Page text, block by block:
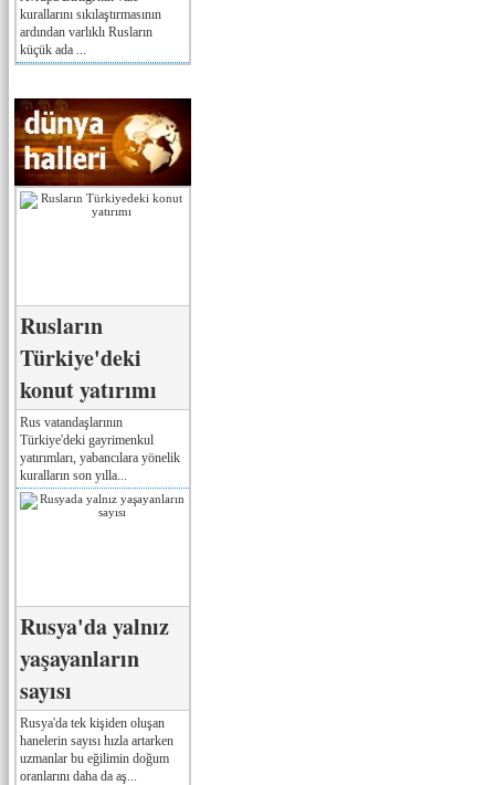
kurallarını sıkılaştırmasının
ardından varlıklı Rusların
küçük ada ...
Rusların
Türkiye'deki
konut yatırımı
Rus vatandaşlarının
Türkiye'deki gayrimenkul
yatırımları, yabancılara yönelik
kuralların son yılla...
Rusya'da yalnız
yaşayanların
sayısı
Rusya'da tek kişiden oluşan
hanelerin sayısı hızla artarken
uzmanlar bu eğilimin doğum
oranlarını daha da aş...